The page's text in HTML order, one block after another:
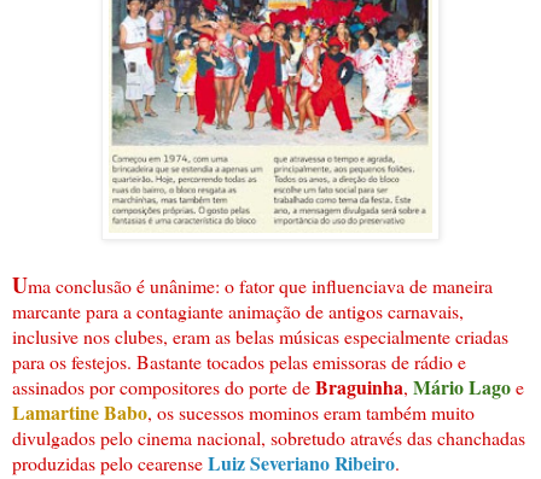
Uma conclusão é unânime: o fator que influenciava de maneira
marcante para a contagiante animação de antigos carnavais,
inclusive nos clubes, eram as belas músicas especialmente criadas
para os festejos. Bastante tocados pelas emissoras de rádio e
assinados por compositores do porte deBraguinha, Mário Lagoe
Lamartine Babo, os sucessos mominos eram também muito
divulgados pelo cinema nacional, sobretudo através das chanchadas
produzidas pelo cearenseLuiz Severiano Ribeiro.